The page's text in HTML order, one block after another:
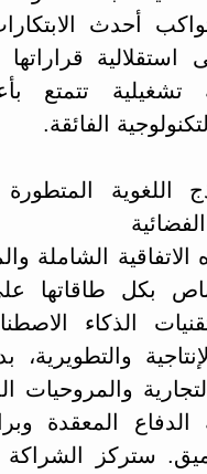
أحدث
استقلالية
تشغيلية تتمتع
الفائقة.
اللغوية
الشاملة
بكل طاقاتها
الذكاء
والمروحيات
الدفاع المعقدة
ستركز